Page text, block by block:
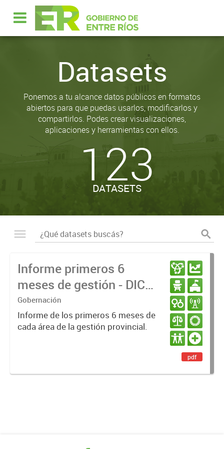
Datasets
Ponemos a tu alcance datos públicos en formatos
abiertos para que puedas usarlos, modificarlos y
compartirlos. Podes crear visualizaciones,
aplicaciones y herramientas con ellos.
123
DATASETS
Informe primeros 6
meses de gestión - DIC
23 / JUN 24
Gobernación
Informe de los primeros 6 meses de
cada área de la gestión provincial.
pdf